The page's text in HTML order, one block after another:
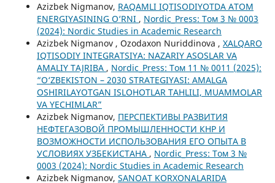
Azizbek Nigmanov, RAQAMLI IQTISODIYOTDA ATOM
ENERGIYASINING O‘RNI , Nordic_Press: Том 3 № 0003
(2024): Nordic Studies in Academic Research
Azizbek Nigmanov , Ozodaxon Nuriddinova , XALQARO
IQTISODIY INTEGRATSIYA: NAZARIY ASOSLAR VA
AMALIY TAJRIBA , Nordic_Press: Том 11 № 0011 (2025):
“O‘ZBEKISTON – 2030 STRATEGIYASI: AMALGA
OSHIRILAYOTGAN ISLOHOTLAR TAHLILI, MUAMMOLAR
VA YECHIMLAR”
Azizbek Nigmanov, ПЕРСПЕКТИВЫ РАЗВИТИЯ
НЕФТЕГАЗОВОЙ ПРОМЫШЛЕННОСТИ КНР И
ВОЗМОЖНОСТИ ИСПОЛЬЗОВАНИЯ ЕГО ОПЫТА В
УСЛОВИЯХ УЗБЕКИСТАНА , Nordic_Press: Том 3 №
0003 (2024): Nordic Studies in Academic Research
Azizbek Nigmanov, SANOAT KORXONALARIDA